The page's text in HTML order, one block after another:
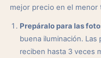
mejor precio en el menor
Prepáralo para las
buena iluminación.
reciben hasta 3 veces